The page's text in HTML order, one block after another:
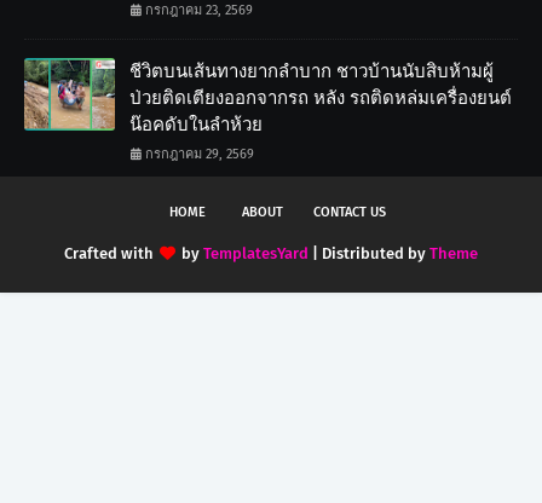
กรกฎาคม 23, 2569
ชีวิตบนเส้นทางยากลำบาก ชาวบ้านนับสิบห้ามผู้
ป่วยติดเตียงออกจากรถ หลัง รถติดหล่มเครื่องยนต์
น๊อคดับในลำห้วย
กรกฎาคม 29, 2569
HOME ABOUT CONTACT US
Crafted with by TemplatesYard | Distributed by Theme